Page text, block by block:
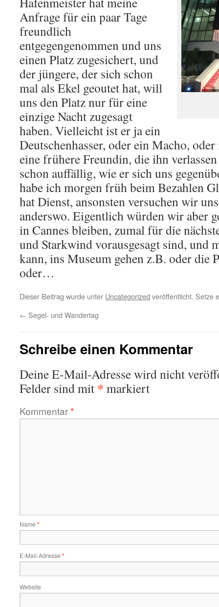
Anfrage für ein paar Tage
freundlich
entgegengenommen und uns
einen Platz zugesichert, und
der jüngere, der sich schon
mal als Ekel geoutet hat, will
uns den Platz nur für eine
einzige Nacht zugesagt
haben. Vielleicht ist er ja ein
Deutschenhasser, oder ein Macho,
eine frühere Freundin, die ihn
schon auffällig, wie er sich uns
habe ich morgen früh beim Bezahlen
hat Dienst, ansonsten versuchen wir
anderswo. Eigentlich würden wir aber
in Cannes bleiben, zumal für die
und Starkwind vorausgesagt sind, und
kann, ins Museum gehen z.B. oder die
oder…
Dieser Beitrag wurde unter Uncategorized veröffentlicht. Setze
← Segel- und Wandertag
Schreibe einen Kommentar
Deine E-Mail-Adresse wird nicht
Felder sind mit * markiert
Kommentar*
Name *
E-Mail-Adresse *
Website